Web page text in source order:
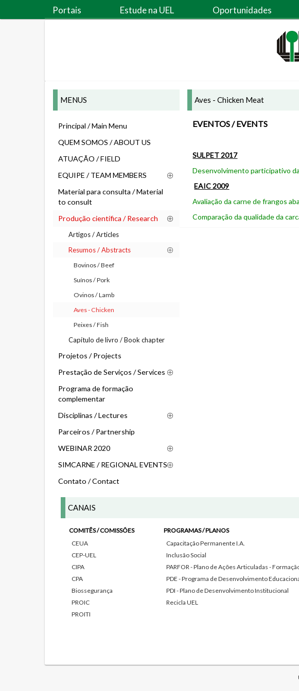
Portais Estude na UEL Oportunidades
MENUS
Principal / Main Menu
QUEM SOMOS / ABOUT US
ATUAÇÃO / FIELD
EQUIPE / TEAM MEMBERS
Material para consulta / Material
to consult
Produção científica / Research
Artigos / Articles
Resumos / Abstracts
Bovinos / Beef
Suínos / Pork
Ovinos / Lamb
Aves - Chicken
Peixes / Fish
Capítulo de livro / Book chapter
Projetos / Projects
Prestação de Serviços / Services
Programa de formação
complementar
Disciplinas / Lectures
Parceiros / Partnership
WEBINAR 2020
SIMCARNE / REGIONAL EVENTS
Contato / Contact
Aves - Chicken Meat
EVENTOS / EVENTS
SULPET 2017
Desenvolvimento participativo
EAIC 2009
Avaliação da carne de frangos
Comparação da qualidade da
CANAIS
COMITÊS / COMISSÕES
CEUA
CEP-UEL
CIPA
CPA
Biossegurança
PROIC
PROITI
PROGRAMAS / PLANOS
Capacitação Permanente I.A.
Inclusão Social
PARFOR - Plano de Ações Articuladas -
PDE - Programa de Desenvolvimento
PDI - Plano de Desenvolvimento Institucional
Recicla UEL